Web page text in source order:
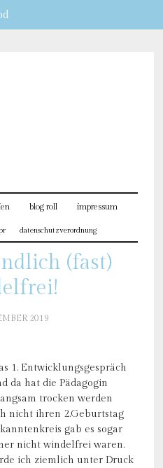
blog roll impressum
datenschutzverordnung
(fast)
2019
1. Entwicklungsgespräch
da hat die Pädagogin
trocken werden
nicht ihren 2.Geburtstag
gab es sogar
nicht windelfrei waren.
ich ziemlich unter Druck